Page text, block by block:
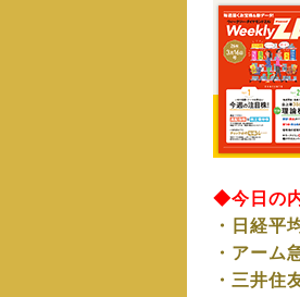
◆今日の
・日経平
・アーム
・ 三井住